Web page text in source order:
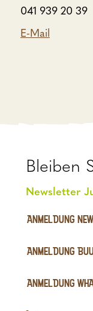
041 939 20 39
E-Mail
Bleiben
Newsletter
ANMELDUNG
ANMELDUNG
ANMELDUNG